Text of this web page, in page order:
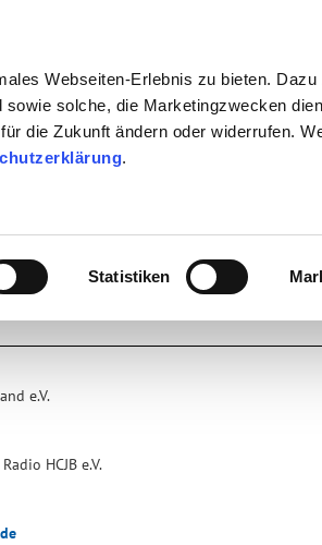
Webseiten-Erlebnis zu bieten.
solche, die Marketingzwecken
die Zukunft ändern oder widerrufen.
.
Statistiken
e.V.
HCJB e.V.